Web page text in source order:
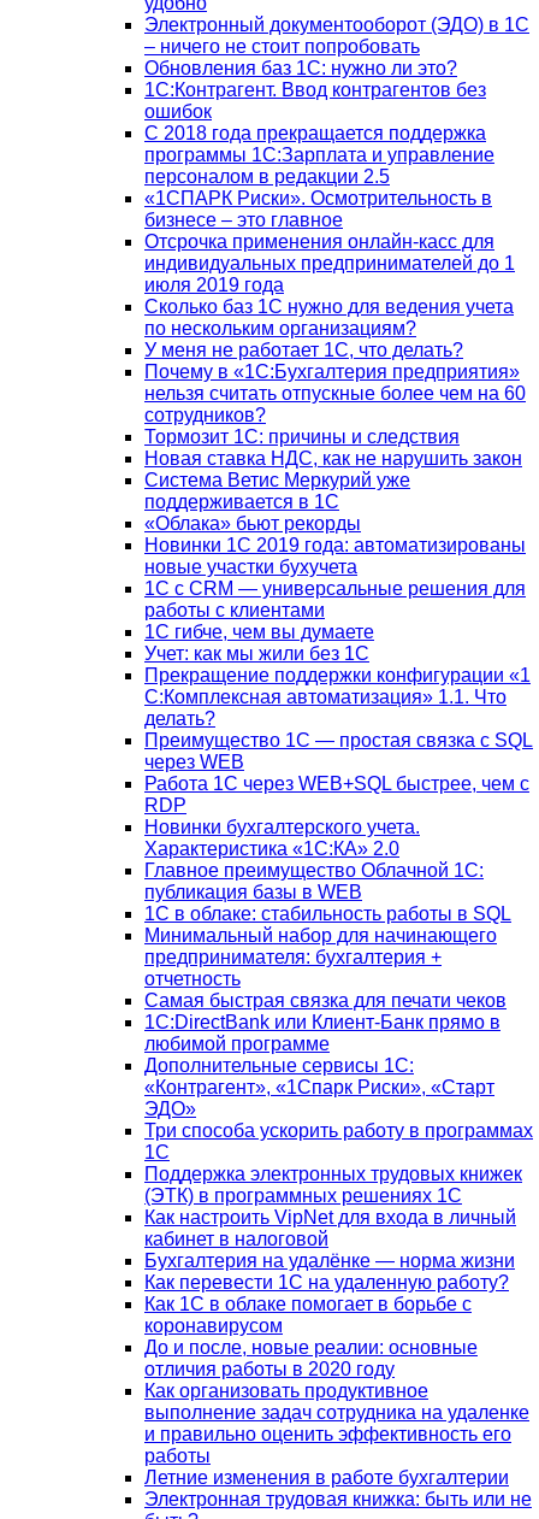
Электронный документооборот (ЭДО) в 1С
– ничего не стоит попробовать
Обновления баз 1С: нужно ли это?
1С:Контрагент. Ввод контрагентов без
ошибок
С 2018 года прекращается поддержка
программы 1С:Зарплата и управление
персоналом в редакции 2.5
«1СПАРК Риски». Осмотрительность в
бизнесе – это главное
Отсрочка применения онлайн-касс для
индивидуальных предпринимателей до 1
июля 2019 года
Сколько баз 1C нужно для ведения учета
по нескольким организациям?
У меня не работает 1С, что делать?
Почему в «1С:Бухгалтерия предприятия»
нельзя считать отпускные более чем на 60
сотрудников?
Тормозит 1C: причины и следствия
Новая ставка НДС, как не нарушить закон
Система Ветис Меркурий уже
поддерживается в 1С
«Облака» бьют рекорды
Новинки 1С 2019 года: автоматизированы
новые участки бухучета
1С с CRM — универсальные решения для
работы с клиентами
1С гибче, чем вы думаете
Учет: как мы жили без 1С
Прекращение поддержки конфигурации «1
С:Комплексная автоматизация» 1.1. Что
делать?
Преимущество 1С — простая связка с SQL
через WEB
Работа 1С через WEB+SQL быстрее, чем с
RDP
Новинки бухгалтерского учета.
Характеристика «1С:КА» 2.0
Главное преимущество Облачной 1С:
публикация базы в WEB
1С в облаке: стабильность работы в SQL
Минимальный набор для начинающего
предпринимателя: бухгалтерия +
отчетность
Самая быстрая связка для печати чеков
1С:DirectBank или Клиент-Банк прямо в
любимой программе
Дополнительные сервисы 1С:
«Контрагент», «1Спарк Риски», «Старт
ЭДО»
Три способа ускорить работу в программах
1С
Поддержка электронных трудовых книжек
(ЭТК) в программных решениях 1С
Как настроить VipNet для входа в личный
кабинет в налоговой
Бухгалтерия на удалёнке — норма жизни
Как перевести 1С на удаленную работу?
Как 1С в облаке помогает в борьбе с
коронавирусом
До и после, новые реалии: основные
отличия работы в 2020 году
Как организовать продуктивное
выполнение задач сотрудника на удаленке
и правильно оценить эффективность его
работы
Летние изменения в работе бухгалтерии
Электронная трудовая книжка: быть или не